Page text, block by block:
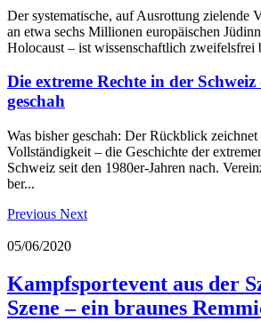
Der systematische, auf Ausrottung zielende
an etwa sechs Millionen europäischen
Holocaust – ist wissenschaftlich zweifelsfrei
Die extreme Rechte in der
geschah
Was bisher geschah: Der Rückblick
Vollständigkeit – die Geschichte der
Schweiz seit den 1980er-Jahren nach.
ber...
Previous Next
05/06/2020
Kampfsportevent aus der
Szene – ein braunes